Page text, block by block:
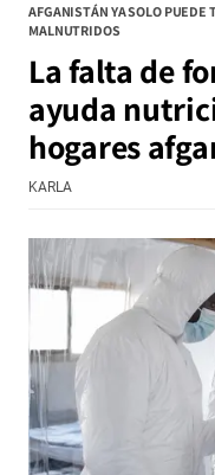
AFGANISTÁN YA SOLO PUEDE
MALNUTRIDOS
La falta de
ayuda
hogares
KARLA